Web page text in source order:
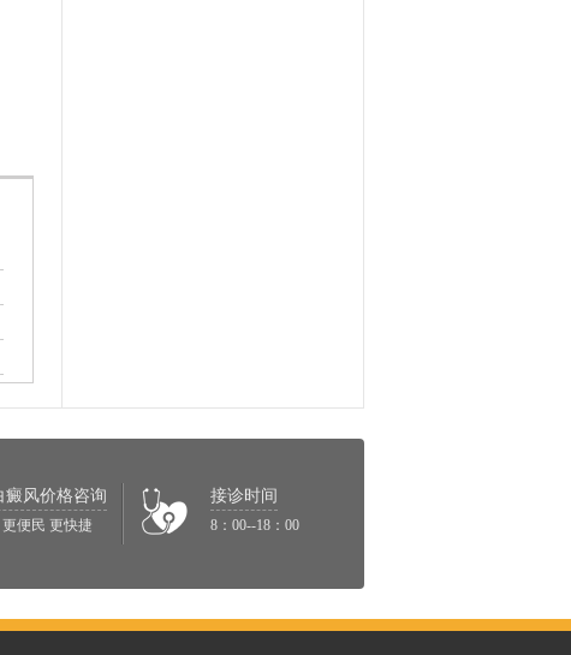
癜风价格咨询
便民 更快捷
接诊时间
8：00--18：00